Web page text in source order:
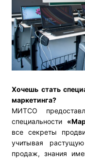
Хочешь стать
маркетинга?
МИТСО
специальности
все секреты
учитывая
продаж, знания